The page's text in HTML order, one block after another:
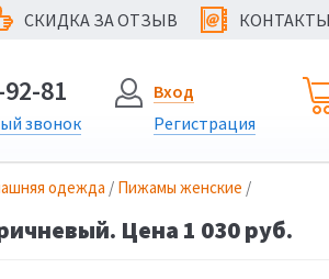
СКИДКА ЗА ОТЗЫВ @ КОНТАКТЫ
81
звонок
Вход
Регистрация
одежда / Пижамы женские /
Цена 1 030 руб.